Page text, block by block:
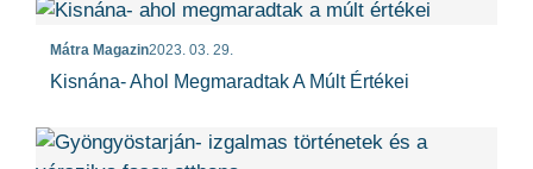
Mátra Magazin2023. 03. 29.
Kisnána- Ahol Megmaradtak A Múlt Értékei